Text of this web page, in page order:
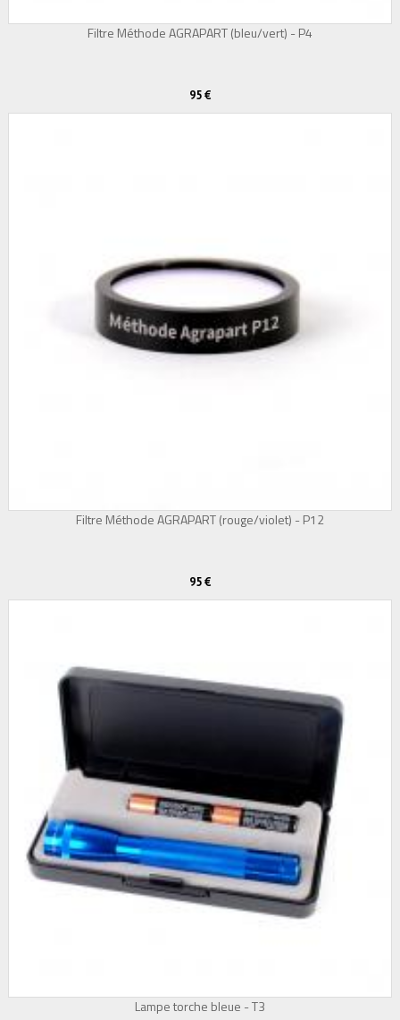
Filtre Méthode AGRAPART (bleu/vert) - P4
95 €
Filtre Méthode AGRAPART (rouge/violet) - P12
95 €
Lampe torche bleue - T3